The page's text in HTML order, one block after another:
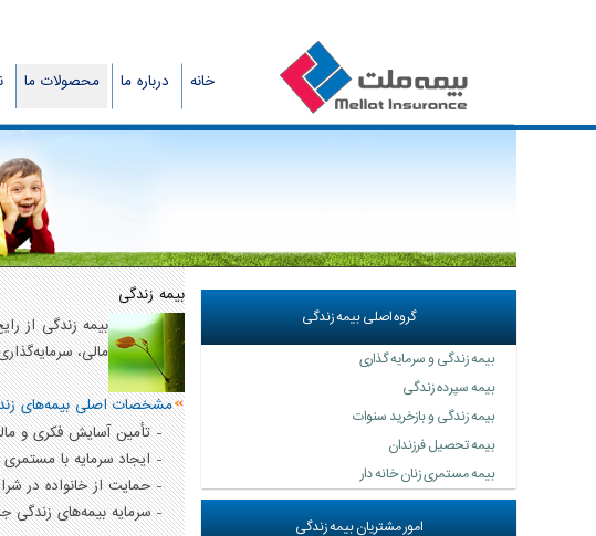
خانه درباره ما محصولات ما
بیمه زندگی
بیمه زندگی از
مالی،
مشخصات اصلی بیمه‌های
- تأمین آسایش فکری و مالی
- ایجاد سرمایه با مستمری
- حمایت از خانواده در
- سرمایه بیمه‌های زندگی
گروه اصلی بیمه زندگی
بیمه زندگی و سرمایه گذاری
بیمه سپرده زندگی
بیمه زندگی و بازخرید سنوات
بیمه تحصیل فرزندان
بیمه مستمری زنان خانه دار
امور مشتریان بیمه زندگی